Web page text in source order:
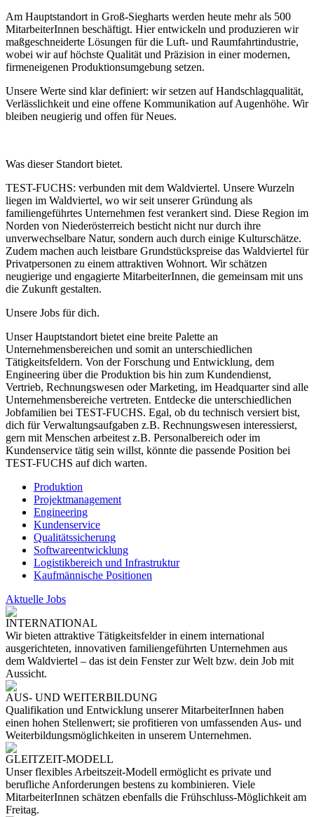
Am Hauptstandort in Groß-Siegharts werden heute mehr als 500
MitarbeiterInnen beschäftigt. Hier entwickeln und produzieren wir
maßgeschneiderte Lösungen für die Luft- und Raumfahrtindustrie,
wobei wirauf höchste Qualität und Präzision in einermodernen,
firmeneigenen Produktionsumgebung setzen.
Unsere Werte sind klar definiert: wir setzen auf Handschlagqualität,
Verlässlichkeit und eine offene Kommunikation auf Augenhöhe. Wir
bleiben neugierig und offen für Neues.
Was dieser Standort bietet.
TEST-FUCHS: verbunden mit dem Waldviertel. Unsere Wurzeln
liegen im Waldviertel, wo wir seit unserer Gründung als
familiengeführtes Unternehmen fest verankert sind. Diese Region im
Norden von Niederösterreich besticht nicht nur durch ihre
unverwechselbare Natur, sondern auch durch einige Kulturschätze.
Zudem machen auch leistbare Grundstückspreise das Waldviertel für
Privatpersonen zu einem attraktiven Wohnort. Wir schätzen
neugierige und engagierte MitarbeiterInnen, die gemeinsam mit uns
die Zukunft gestalten.
Unsere Jobs für dich.
Unser Hauptstandort bietet eine breite Palette an
Unternehmensbereichen und somit an unterschiedlichen
Tätigkeitsfeldern. Von der Forschung und Entwicklung, dem
Engineering über die Produktion bis hin zum Kundendienst,
Vertrieb, Rechnungswesen oder Marketing, im Headquarter sind alle
Unternehmensbereiche vertreten. Entdecke die unterschiedlichen
Jobfamilien bei TEST-FUCHS. Egal, ob du technisch versiert bist,
dich für Verwaltungsaufgaben z.B. Rechnungswesen interessierst,
gern mit Menschen arbeitest z.B. Personalbereich oder im
Kundenservice tätig sein willst, könnte die passende Position bei
TEST-FUCHS auf dich warten.
Produktion
Projektmanagement
Engineering
Kundenservice
Qualitätssicherung
Softwareentwicklung
Logistikbereich und Infrastruktur
Kaufmännische Positionen
Aktuelle Jobs
INTERNATIONAL
Wir bieten attraktive Tätigkeitsfelder in einem international
ausgerichteten, innovativen familiengeführten Unternehmen aus
dem Waldviertel – das ist dein Fenster zur Welt bzw. dein Job mit
Aussicht.
AUS- UND WEITERBILDUNG
Qualifikation und Entwicklung unserer MitarbeiterInnen haben
einen hohen Stellenwert; sie profitieren von umfassenden Aus- und
Weiterbildungsmöglichkeiten in unserem Unternehmen.
GLEITZEIT-MODELL
Unser flexibles Arbeitszeit-Modell ermöglicht es private und
berufliche Anforderungen bestens zu kombinieren. Viele
MitarbeiterInnen schätzen ebenfalls die Frühschluss-Möglichkeit am
Freitag.